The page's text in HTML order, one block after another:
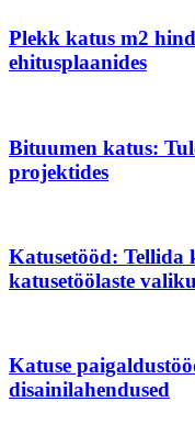
Plekk katus m2
ehitusplaanides
Bituumen katus:
projektides
Katusetööd: Tellida
katusetöölaste
Katuse
disainilahendused